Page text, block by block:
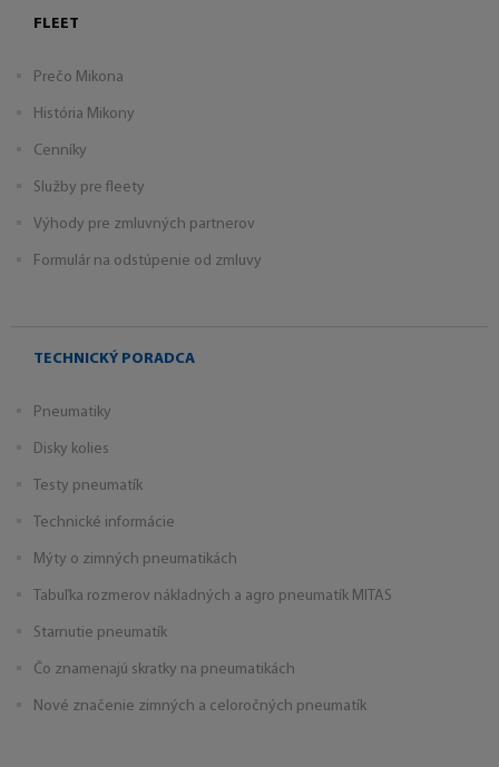
FLEET
Prečo Mikona
História Mikony
Cenníky
Služby pre fleety
Výhody pre zmluvných partnerov
Formulár na odstúpenie od zmluvy
TECHNICKÝ PORADCA
Pneumatiky
Disky kolies
Testy pneumatík
Technické informácie
Mýty o zimných pneumatikách
Tabuľka rozmerov nákladných a agro pneumatík MITAS
Starnutie pneumatík
Čo znamenajú skratky na pneumatikách
Nové značenie zimných a celoročných pneumatík